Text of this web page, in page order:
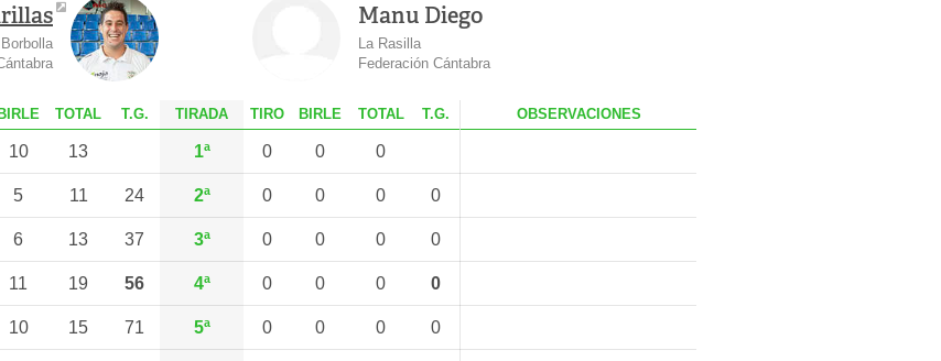
Manu Diego
La Rasilla
Federación Cántabra
B IRLE TOTAL T.G. TIRADA T IRO B IRLE TOTAL T.G. OBS ERVACIONES
10 13 1ª 0 0 0
5 11 24 2ª 0 0 0 0
6 13 37 3ª 0 0 0 0
11 19 56 4ª 0 0 0 0
10 15 71 5ª 0 0 0 0